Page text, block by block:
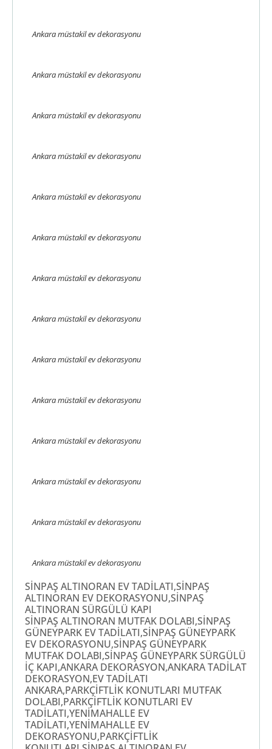
Ankara müstakil ev dekorasyonu
Ankara müstakil ev dekorasyonu
Ankara müstakil ev dekorasyonu
Ankara müstakil ev dekorasyonu
Ankara müstakil ev dekorasyonu
Ankara müstakil ev dekorasyonu
Ankara müstakil ev dekorasyonu
Ankara müstakil ev dekorasyonu
Ankara müstakil ev dekorasyonu
Ankara müstakil ev dekorasyonu
Ankara müstakil ev dekorasyonu
Ankara müstakil ev dekorasyonu
Ankara müstakil ev dekorasyonu
Ankara müstakil ev dekorasyonu
SİNPAŞ ALTINORAN EV TADİLATI,SİNPAŞ
ALTINORAN EV DEKORASYONU,SİNPAŞ
ALTINORAN SÜRGÜLÜ KAPI
SİNPAŞ ALTINORAN MUTFAK DOLABI,SİNPAŞ
GÜNEYPARK EV TADİLATI,SİNPAŞ GÜNEYPARK
EV DEKORASYONU,SİNPAŞ GÜNEYPARK
MUTFAK DOLABI,SİNPAŞ GÜNEYPARK SÜRGÜLÜ
İÇ KAPI,ANKARA DEKORASYON,ANKARA TADİLAT
DEKORASYON,EV TADİLATI
ANKARA,PARKÇİFTLİK KONUTLARI MUTFAK
DOLABI,PARKÇİFTLİK KONUTLARI EV
TADİLATI,YENİMAHALLE EV
TADİLATI,YENİMAHALLE EV
DEKORASYONU,PARKÇİFTLİK